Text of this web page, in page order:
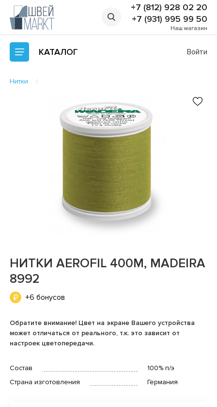
+7 (812) 928 02 20
+7 (931) 995 99 50
Наш магазин
КАТАЛОГ Войти
Нитки
НИТКИ AEROFIL 400М, MADEIRA
8992
+6 бонусов
Обратите внимание! Цвет на экране Вашего устройства
может отличаться от реального, т.к. это зависит от
настроек цветопередачи.
Состав
100% п/э
Страна изготовления
Германия